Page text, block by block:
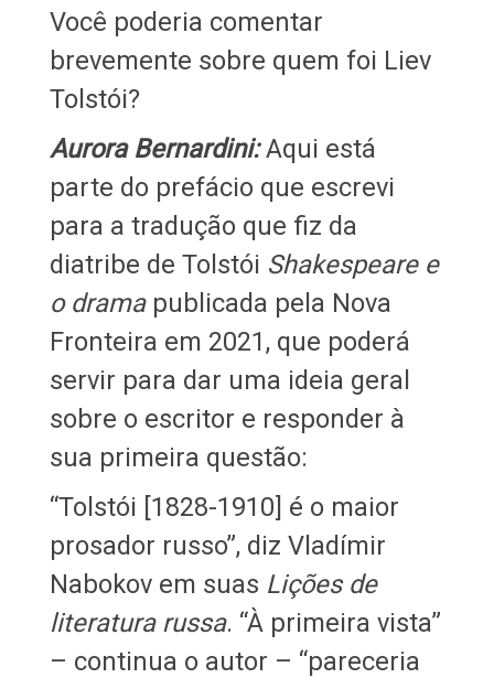
Você poderia comentar
brevemente sobre quem foi Liev
Tolstói?
Aurora Bernardini:Aqui está
parte do prefácio que escrevi
para a tradução que fiz da
diatribe de Tolstói Shakespeare e
o dramapublicada pela Nova
Fronteira em 2021, que poderá
servir para dar uma ideia geral
sobre o escritor e responder à
sua primeira questão:
“Tolstói [1828-1910] é o maior
prosador russo”, diz Vladímir
Nabokov em suas Lições de
literatura russa. “À primeira vista”
– continua o autor – “pareceria